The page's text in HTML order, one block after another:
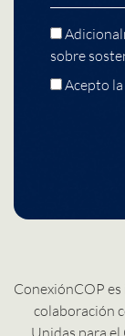
sobre
Acepto la
ConexiónCOP
colaboración
Unidas para